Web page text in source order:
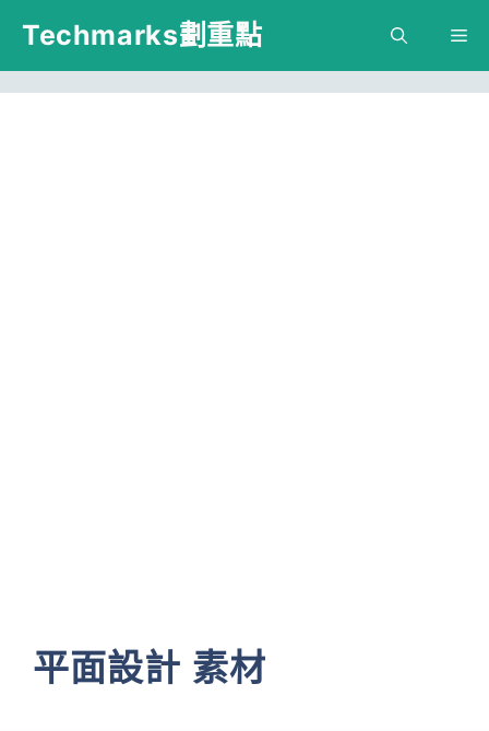
跳
主
Techmarks劃重點
平面設計 素材